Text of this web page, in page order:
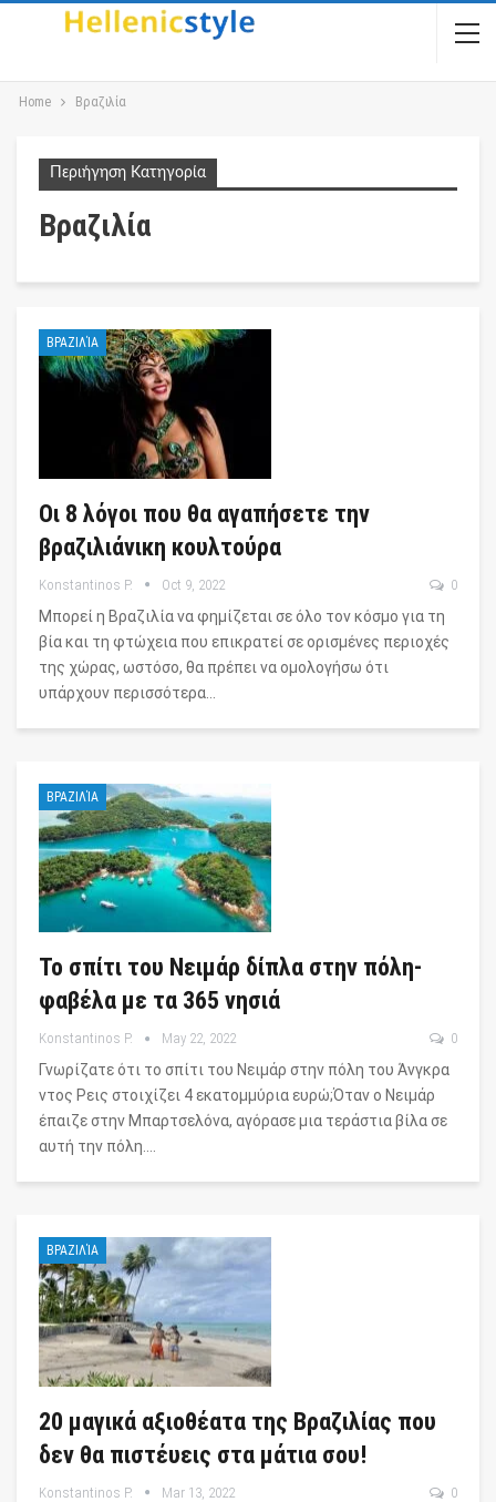
Home Βραζιλία
Περιήγηση Κατηγορία
Βραζιλία
ΒΡΑΖΙΛΊΑ
Οι 8 λόγοι που θα αγαπήσετε την
βραζιλιάνικη κουλτούρα
Konstantinos P. Oct 9, 2022 0
Μπορεί η Βραζιλία να φημίζεται σε όλο τον κόσμο για τη
βία και τη φτώχεια που επικρατεί σε ορισμένες περιοχές
της χώρας, ωστόσο, θα πρέπει να ομολογήσω ότι
υπάρχουν περισσότερα…
ΒΡΑΖΙΛΊΑ
Το σπίτι του Νειμάρ δίπλα στην πόλη-
φαβέλα με τα 365 νησιά
Konstantinos P. May 22, 2022 0
Γνωρίζατε ότι το σπίτι του Νειμάρ στην πόλη του Άνγκρα
ντος Ρεις στοιχίζει 4 εκατομμύρια ευρώ;Όταν o Νειμάρ
έπαιζε στην Μπαρτσελόνα, αγόρασε μια τεράστια βίλα σε
αυτή την πόλη.…
ΒΡΑΖΙΛΊΑ
20 μαγικά αξιοθέατα της Βραζιλίας που
δεν θα πιστέυεις στα μάτια σου!
Konstantinos P. Mar 13, 2022 0